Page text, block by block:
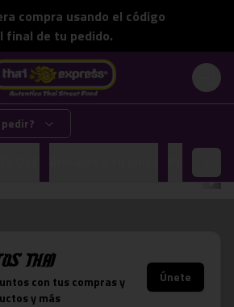
compra usando el código
final de tu pedido.
Login
Thai
con tus compras y
y más
Únete